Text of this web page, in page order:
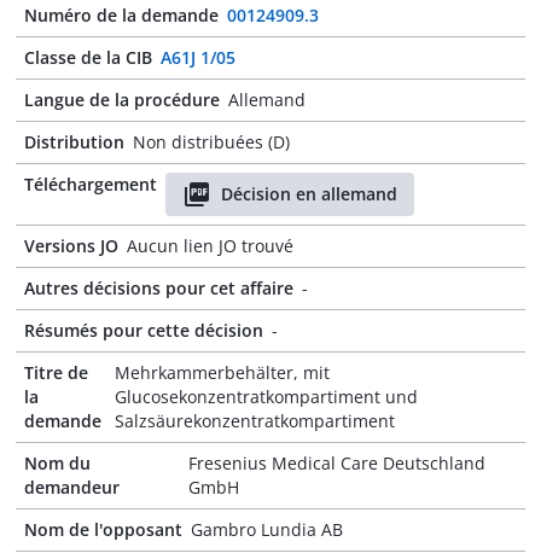
Numéro de la demande 00124909.3
Classe de la CIB A61J 1/05
Langue de la procédure Allemand
Distribution Non distribuées (D)
Téléchargement
Décision en allemand
Versions JO Aucun lien JO trouvé
Autres décisions pour cet affaire -
Résumés pour cette décision -
Titre de
la
demande
Mehrkammerbehälter, mit
Glucosekonzentratkompartiment und
Salzsäurekonzentratkompartiment
Nom du
demandeur
Fresenius Medical Care Deutschland
GmbH
Nom de l'opposant Gambro Lundia AB